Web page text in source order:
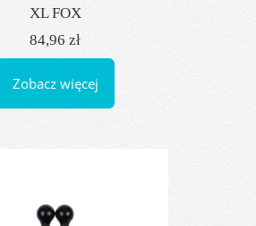
XL FOX
84,96 zł
Zobacz więcej